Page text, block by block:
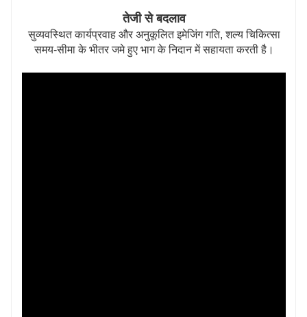
तेजी से बदलाव
सुव्यवस्थित कार्यप्रवाह और अनुकूलित इमेजिंग गति, शल्य चिकित्सा
समय-सीमा के भीतर जमे हुए भाग के निदान में सहायता करती है।